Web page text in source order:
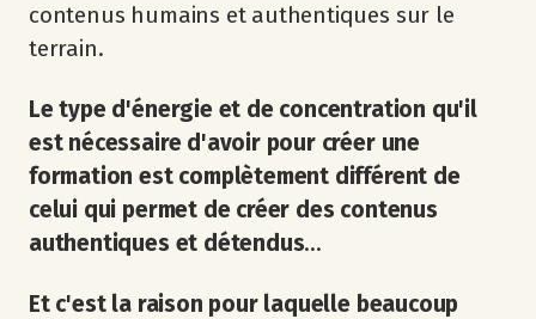
contenus humains et authentiques sur le
terrain.
Le type d'énergie et de concentration qu'il
est nécessaire d'avoir pour créer une
formation est complètement différent de
celui qui permet de créer des contenus
authentiques et détendus...
Et c'est la raison pour laquelle beaucoup